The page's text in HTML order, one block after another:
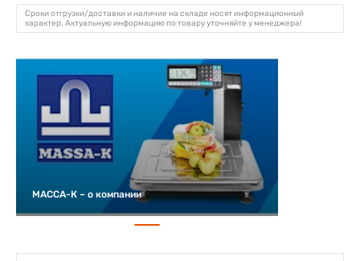
Сроки отгрузки/доставки и наличие на складе носят информационный
характер. Актуальную информацию по товару уточняйте у менеджера!
МАССА-К – о компании